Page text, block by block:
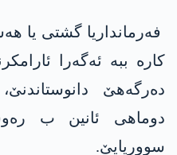
فەرمانداریا گشتی یا
کارە ببە ئەگەرا
دەرگەهێ
دوماهی ئانین ب
سووریایێ.